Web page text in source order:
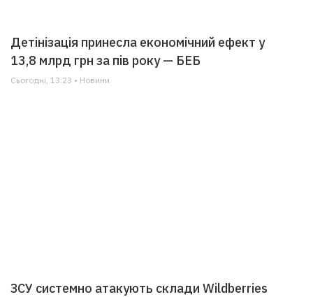
Детінізація принесла економічний ефект у
13,8 млрд грн за пів року — БЕБ
Сьогодні, 13:23 • Новини
ЗСУ системно атакують склади Wildberries